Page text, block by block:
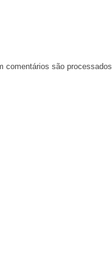
comentários são processados